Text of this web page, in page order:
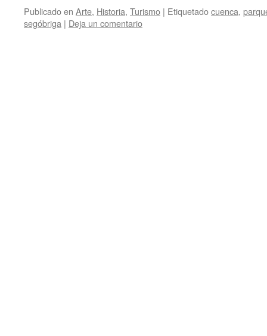
Publicado en Arte, Historia, Turismo | Etiquetadocuenca,
segóbriga | Deja un comentario